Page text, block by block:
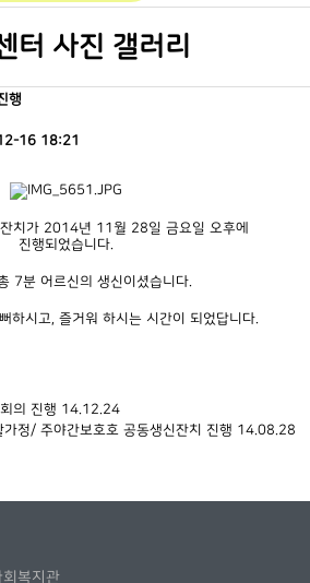
터 사진 갤러리
행
16 18:21
치가 2014년 11월 28일 금요일 오후에
진행되었습니다.
7분 어르신의 생신이셨습니다.
하시고, 즐거워 하시는 시간이 되었답니다.
의 진행 14.12.24
정/ 주야간보호호 공동생신잔치 진행 14.08.28
복지관